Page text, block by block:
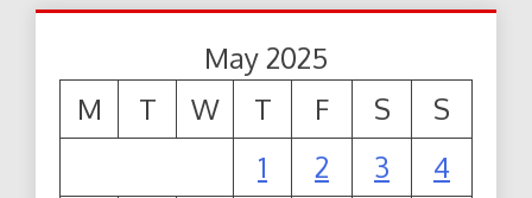
May 2025
M
T W T F S
S
1
2 3
4